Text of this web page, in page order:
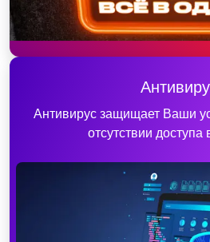
Антивирус защищает Ваши
отсутствии доступа